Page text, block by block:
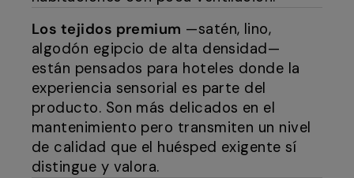
Los tejidos premium —satén, lino,
algodón egipcio de alta densidad—
están pensados para hoteles donde la
experiencia sensorial es parte del
producto. Son más delicados en el
mantenimiento pero transmiten un nivel
de calidad que el huésped exigente sí
distingue y valora.